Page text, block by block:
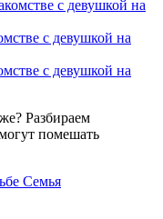
с девушкой на
с девушкой на
Разбираем
помешать
Семья